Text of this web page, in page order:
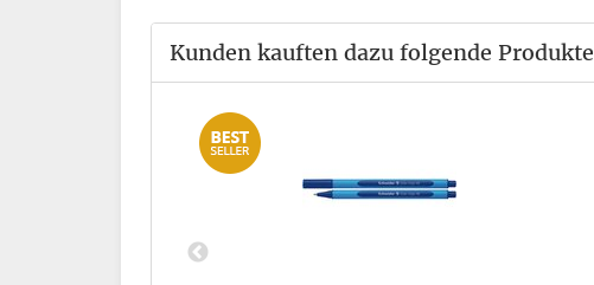
Kunden kauften dazu folgende Produkte